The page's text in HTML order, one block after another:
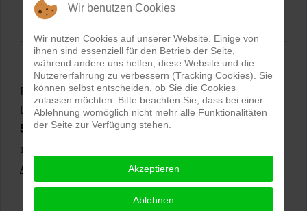
PRO-ducto GmbH, Fotografie und Bildbearbeitung in
Lichtenau
5,0⭐⭐⭐⭐⭐bei144 Google-Rezensionen
11.01.2026)
Alle Rezensionen ansehen|Bewertung abgeben
Wir benutzen Cookies
Wir nutzen Cookies auf unserer Website. Einige von
ihnen sind essenziell für den Betrieb der Seite,
während andere uns helfen, diese Website und die
Nutzererfahrung zu verbessern (Tracking Cookies). Sie
können selbst entscheiden, ob Sie die Cookies
zulassen möchten. Bitte beachten Sie, dass bei einer
Ablehnung womöglich nicht mehr alle Funktionalitäten
der Seite zur Verfügung stehen.
Akzeptieren
Ablehnen